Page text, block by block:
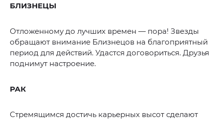
БЛИЗНЕЦЫ
Отложенному до лучших времен — пора! Звезды
обращают внимание Близнецов на благоприятный
период для действий. Удастся договориться. Друзья
поднимут настроение.
РАК
Стремящимся достичь карьерных высот сделают